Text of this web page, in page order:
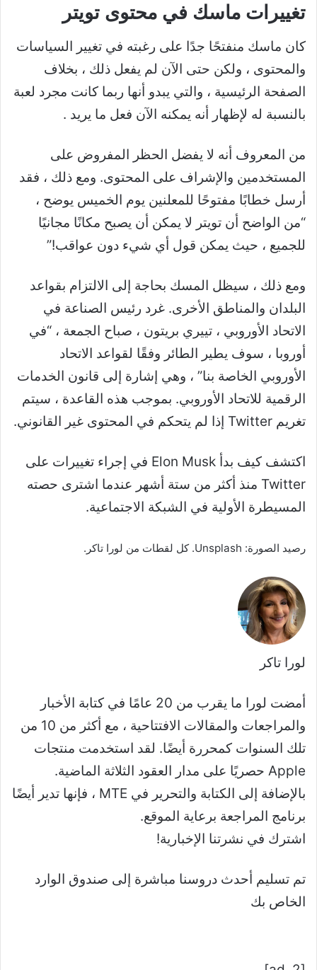
تغييرات ماسك في محتوى تويتر
كان ماسك منفتحًا جدًا على رغبته في تغيير السياسات
والمحتوى ، ولكن حتى الآن لم يفعل ذلك ، بخلاف
الصفحة الرئيسية ، والتي يبدو أنها ربما كانت مجرد لعبة
بالنسبة له لإظهار أنه يمكنه الآن فعل ما يريد .
من المعروف أنه لا يفضل الحظر المفروض على
المستخدمين والإشراف على المحتوى. ومع ذلك ، فقد
أرسل خطابًا مفتوحًا للمعلنين يوم الخميس يوضح ،
“من الواضح أن تويتر لا يمكن أن يصبح مكانًا مجانيًا
للجميع ، حيث يمكن قول أي شيء دون عواقب!”
ومع ذلك ، سيظل المسك بحاجة إلى الالتزام بقواعد
البلدان والمناطق الأخرى. غرد رئيس الصناعة في
الاتحاد الأوروبي ، تييري بريتون ، صباح الجمعة ، “في
أوروبا ، سوف يطير الطائر وفقًا لقواعد الاتحاد
الأوروبي الخاصة بنا” ، وهي إشارة إلى قانون الخدمات
الرقمية للاتحاد الأوروبي. بموجب هذه القاعدة ، سيتم
تغريم Twitter إذا لم يتحكم في المحتوى غير القانوني.
اكتشف كيف بدأ Elon Musk في إجراء تغييرات على
Twitter منذ أكثر من ستة أشهر عندما اشترى حصته
المسيطرة الأولية في الشبكة الاجتماعية.
رصيد الصورة: Unsplash. كل لقطات من لورا تاكر.
لورا تاكر
أمضت لورا ما يقرب من 20 عامًا في كتابة الأخبار
والمراجعات والمقالات الافتتاحية ، مع أكثر من 10 من
تلك السنوات كمحررة أيضًا. لقد استخدمت منتجات
Apple حصريًا على مدار العقود الثلاثة الماضية.
بالإضافة إلى الكتابة والتحرير في MTE ، فإنها تدير أيضًا
برنامج المراجعة برعاية الموقع.
اشترك في نشرتنا الإخبارية!
تم تسليم أحدث دروسنا مباشرة إلى صندوق الوارد
الخاص بك